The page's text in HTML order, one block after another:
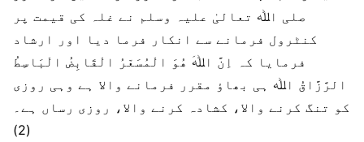
صلی اﷲ تعالیٰ علیہ وسلم نے غلہ کی قیمت پر
کنٹرول فرمانے سے انکار فرما دیا اور ارشاد
فرمایا کہ اِنَّ اﷲَ ھُوَ الْمُسَعّرُ الْقَابِضُ الْبَاسِطُ
الرَّزَّاقُ اﷲ ہی بھاؤ مقرر فرمانے والا ہے وہی روزی
کو تنگ کرنے والا، کشادہ کرنے والا، روزی رساں ہے۔
(2)